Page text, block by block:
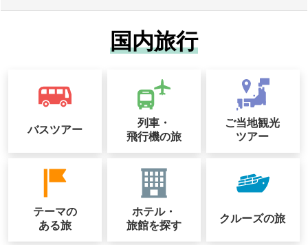
国内旅行
バスツアー
列車・
飛行機の旅
ご当地観光
ツアー
テーマの
ある旅
ホテル・
旅館を探す
クルーズの旅